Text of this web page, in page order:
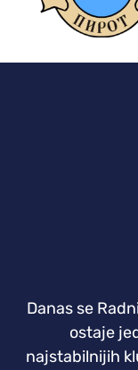
Danas se
ostaje
najstabilnijih